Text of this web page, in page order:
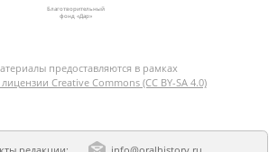
Благотворительный
фонд «Дар»
предоставляются в рамках
Creative Commons (CC BY-SA 4.0)